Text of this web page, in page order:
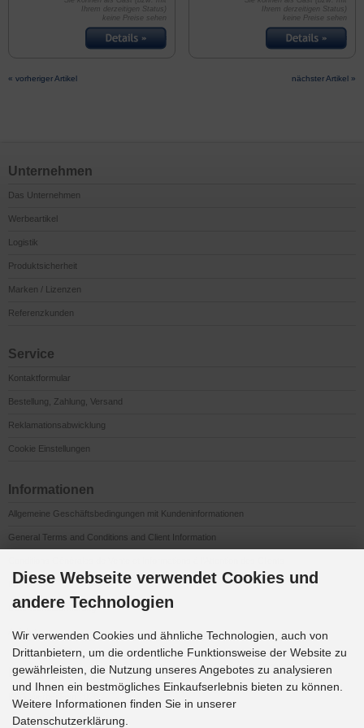
Ihrem derzeitigen Status)
keine Preise sehen
Ihrem derzeitigen Status)
keine Preise sehen
« vorheriger Artikel nächster Artikel »
Unternehmen
Das Unternehmen
Werbeartikel
Logistik
Produktsicherheit
Marken / Lizenzen
Referenzkunden
Service
Kontaktformular
Bestellung, Zahlung, Versand
Reklamationsabwicklung
Cookie Einstellungen
Informationen
Allgemeine Geschäftsbedingungen mit Kundeninformationen
General Terms and Conditions and Client Information
Impressum
Datenschutzerklärung
Anfahrt
Downloads
Diese Webseite verwendet Cookies und
andere Technologien
Wir verwenden Cookies und ähnliche Technologien, auch von
Drittanbietern, um die ordentliche Funktionsweise der Website zu
gewährleisten, die Nutzung unseres Angebotes zu analysieren
und Ihnen ein bestmögliches Einkaufserlebnis bieten zu können.
Weitere Informationen finden Sie in unserer
Datenschutzerklärung.